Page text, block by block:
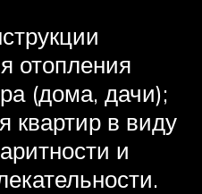
отопления
(дома, дачи);
квартир в виду
и